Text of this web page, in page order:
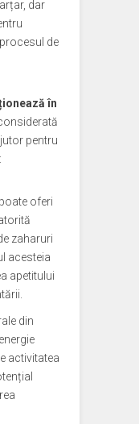
dar
de
în
pentru
oferi
zaharuri
acesteia
apetitului
din
activitatea